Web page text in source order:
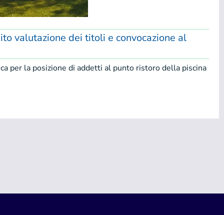
valutazione dei titoli e convocazione al
per la posizione di addetti al punto ristoro della piscina